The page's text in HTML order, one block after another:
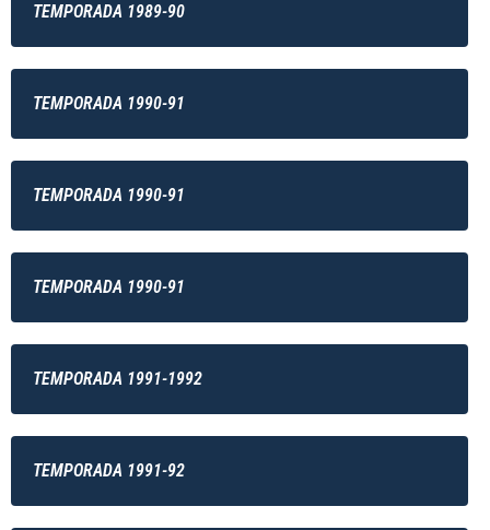
TEMPORADA 1989-90
TEMPORADA 1990-91
TEMPORADA 1990-91
TEMPORADA 1990-91
TEMPORADA 1991-1992
TEMPORADA 1991-92